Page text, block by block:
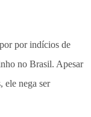
por indícios de
no Brasil. Apesar
ele nega ser